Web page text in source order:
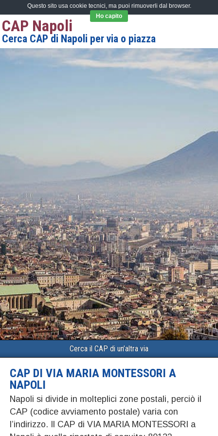
CAP Napoli
Cerca CAP di Napoli per via o piazza
Cerca il CAP di un’altra via
CAP DI VIA MARIA MONTESSORI A
NAPOLI
Napoli si divide in molteplici zone postali, perciò il
CAP (codice avviamento postale) varia con
l’indirizzo. Il CAP di VIA MARIA MONTESSORI a
Questo sito usa cookie tecnici, ma puoi rimuoverli dal browser.
Ho capito